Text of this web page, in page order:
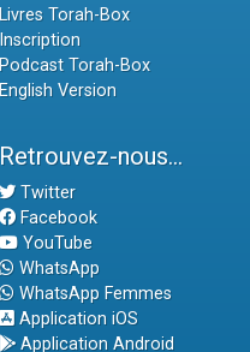
Livres Torah-Box
Inscription
Podcast Torah-Box
English Version
Retrouvez-nous...
Twitter
Facebook
YouTube
WhatsApp
WhatsApp Femmes
Application iOS
Application Android